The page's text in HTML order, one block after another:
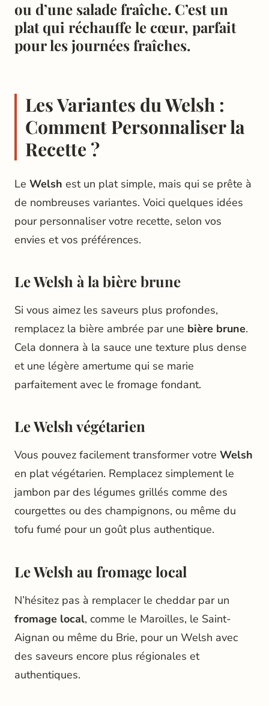
ou d’une salade fraîche. C’est un
plat qui réchauffe le cœur, parfait
pour les journées fraîches.
Les Variantes du Welsh :
Comment Personnaliser la
Recette ?
Le Welsh est un plat simple, mais qui se prête à
de nombreuses variantes. Voici quelques idées
pour personnaliser votre recette, selon vos
envies et vos préférences.
Le Welsh à la bière brune
Si vous aimez les saveurs plus profondes,
remplacez la bière ambrée par une bière brune.
Cela donnera à la sauce une texture plus dense
et une légère amertume qui se marie
parfaitement avec le fromage fondant.
Le Welsh végétarien
Vous pouvez facilement transformer votre Welsh
en plat végétarien. Remplacez simplement le
jambon par des légumes grillés comme des
courgettes ou des champignons, ou même du
tofu fumé pour un goût plus authentique.
Le Welsh au fromage local
N’hésitez pas à remplacer le cheddar par un
fromage local, comme le Maroilles, le Saint-
Aignan ou même du Brie, pour un Welsh avec
des saveurs encore plus régionales et
authentiques.